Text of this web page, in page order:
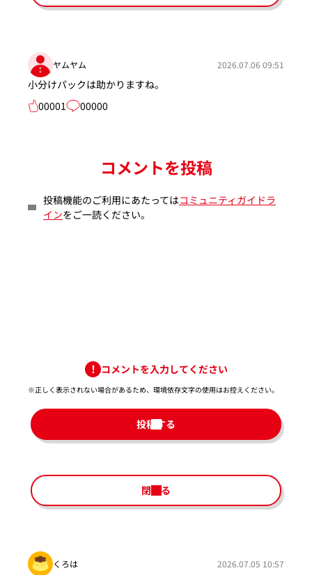
ヤムヤム 2026.07.06 09:51
小分けパックは助かりますね。
00001
00000
コメントを投稿
投稿機能のご利用にあたってはコミュニティガイドラ
インをご一読ください。
コメントを入力してください
※正しく表示されない場合があるため、環境依存文字の使用はお控えください。​
投稿する
閉じる
くろは 2026.07.05 10:57